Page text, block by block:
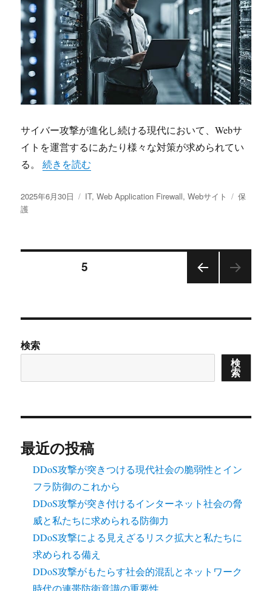
サイバー攻撃が進化し続ける現代において、Webサ
イトを運営するにあたり様々な対策が求められてい
る。“進化する脅威に立ち向かうWeb Application Firewall
続きを読む
投
稿
2025年6月30日
カ
IT,Web Application Firewall,Webサイト
タ
保
護
の
ペ
ー
ジ
送
り
固定ページ5
検索
検
索
最近の投稿
DDoS攻撃が突きつける現代社会の脆弱性とイン
フラ防御のこれから
DDoS攻撃が突き付けるインターネット社会の脅
威と私たちに求められる防御力
DDoS攻撃による見えざるリスク拡大と私たちに
求められる備え
DDoS攻撃がもたらす社会的混乱とネットワーク
時代の連帯防衛意識の重要性